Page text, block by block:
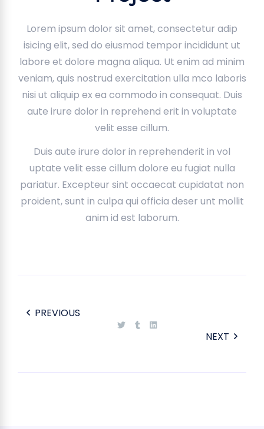
Lorem ipsum dolor sit amet, consectetur adip
isicing elit, sed do eiusmod tempor incididunt ut
labore et dolore magna aliqua. Ut enim ad minim
veniam, quis nostrud exercitation ulla mco laboris
nisi ut aliquip ex ea commodo in consequat. Duis
aute irure dolor in reprehend erit in voluptate
velit esse cillum.
Duis aute irure dolor in reprehenderit in vol
uptate velit esse cillum dolore eu fugiat nulla
pariatur. Excepteur sint occaecat cupidatat non
proident, sunt in culpa qui officia deser unt mollit
anim id est laborum.
PREVIOUS
NEXT